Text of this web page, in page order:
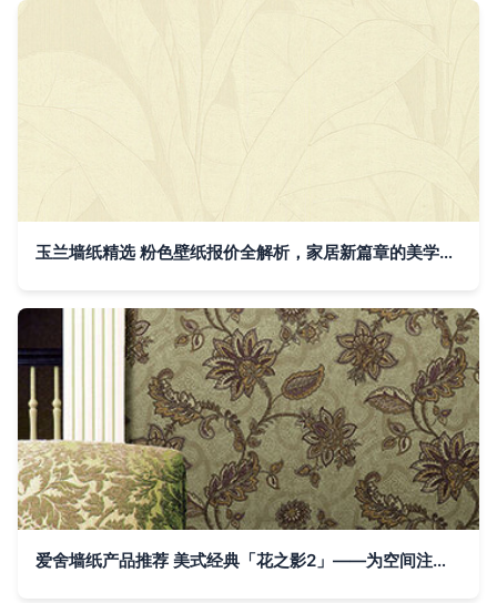
玉兰墙纸精选 粉色壁纸报价全解析，家居新篇章的美学起点
爱舍墙纸产品推荐 美式经典「花之影2」——为空间注入自然灵感